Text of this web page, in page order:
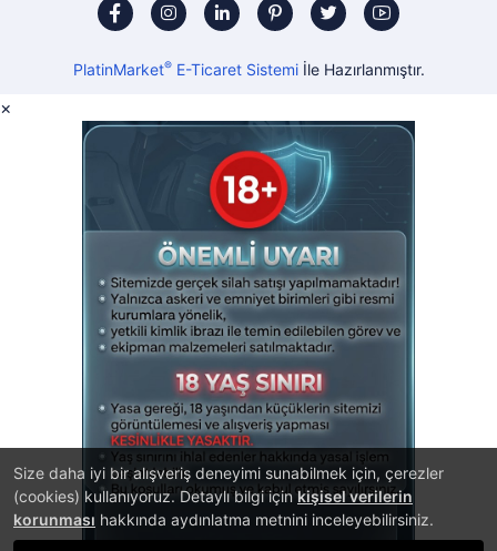
Size daha iyi bir alışveriş deneyimi sunabilmek için, çerezler
(cookies) kullanıyoruz. Detaylı bilgi için kişisel verilerin
korunması hakkında aydınlatma metnini inceleyebilirsiniz.
PlatinMarket®E-Ticaret Sistemiİle Hazırlanmıştır.
×